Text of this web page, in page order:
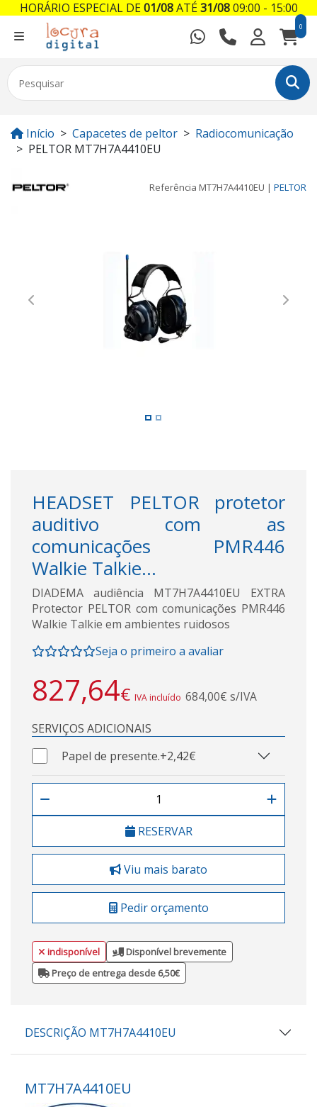
0
Início Capacetes de peltor
Radiocomunicação
PELTOR MT7H7A4410EU
Referência MT7H7A4410EU | PELTOR
Previous Next
HEADSET PELTOR protetor
auditivo com as
comunicações PMR446
Walkie Talkie...
DIADEMA audiência MT7H7A4410EU EXTRA
Protector PELTOR com comunicações PMR446
Walkie Talkie em ambientes ruidosos
Seja o primeiro a avaliar
827,64€ IVA incluído 684,00€ s/IVA
SERVIÇOS ADICIONAIS
Papel de presente.+2,42€
RESERVAR
Viu mais barato
Pedir orçamento
indisponível
Disponível brevemente
Preço de entrega desde 6,50€
DESCRIÇÃO MT7H7A4410EU
MT7H7A4410EU
HORÁRIO ESPECIAL DE01/08ATÉ31/0809:00 - 15:00